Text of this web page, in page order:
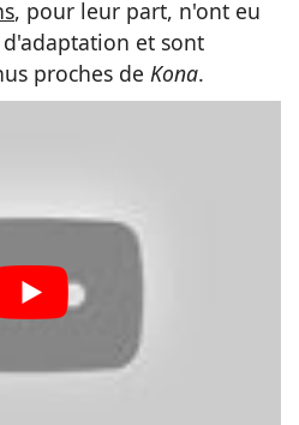
, pour leur part, n'ont eu
et sont
proches de Kona.